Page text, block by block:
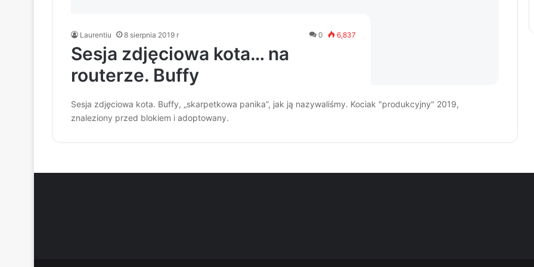
Laurentiu 8 sierpnia 2019 r 0 6,837
Sesja zdjęciowa kota… na
routerze. Buffy
Sesja zdjęciowa kota. Buffy, „skarpetkowa panika”, jak ją nazywaliśmy. Kociak "produkcyjny" 2019,
znaleziony przed blokiem i adoptowany.